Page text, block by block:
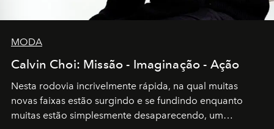
MODA
Calvin Choi: Missão - Imaginação - Ação
Nesta rodovia incrivelmente rápida, na qual muitas
novas faixas estão surgindo e se fundindo enquanto
muitas estão simplesmente desaparecendo, um